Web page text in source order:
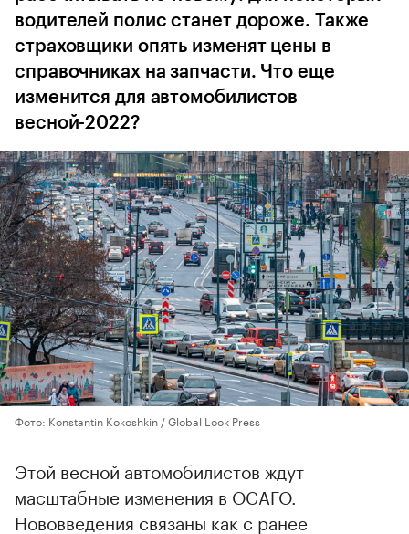
водителей полис станет дороже. Также
страховщики опять изменят цены в
справочниках на запчасти. Что еще
изменится для автомобилистов
весной-2022?
Фото: Konstantin Kokoshkin / Global Look Press
Этой весной автомобилистов ждут
масштабные изменения в ОСАГО.
Нововведения связаны как с ранее